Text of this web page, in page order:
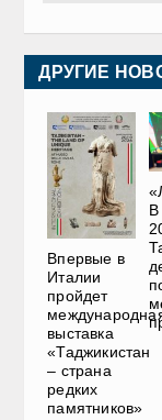
ДРУГИЕ
Впервые в
Италии
пройдет
выставка
«Таджикистан
– страна
редких
памятников»